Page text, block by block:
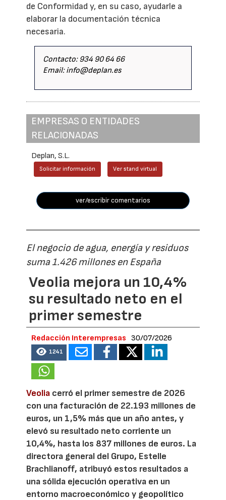
de Conformidad y, en su caso, ayudarle a
elaborar la documentación técnica
necesaria.
Contacto: 934 90 64 66
Email: info@deplan.es
EMPRESAS O ENTIDADES
RELACIONADAS
Deplan, S.L.
Solicitar información Ver stand virtual
ver/escribir comentarios
El negocio de agua, energía y residuos
suma 1.426 millones en España
Veolia mejora un 10,4%
su resultado neto en el
primer semestre
Redacción Interempresas 30/07/2026
1241
Veolia cerró el primer semestre de 2026
con una facturación de 22.193 millones de
euros, un 1,5% más que un año antes, y
elevó su resultado neto corriente un
10,4%, hasta los 837 millones de euros. La
directora general del Grupo, Estelle
Brachlianoff, atribuyó estos resultados a
una sólida ejecución operativa en un
entorno macroeconómico y geopolítico